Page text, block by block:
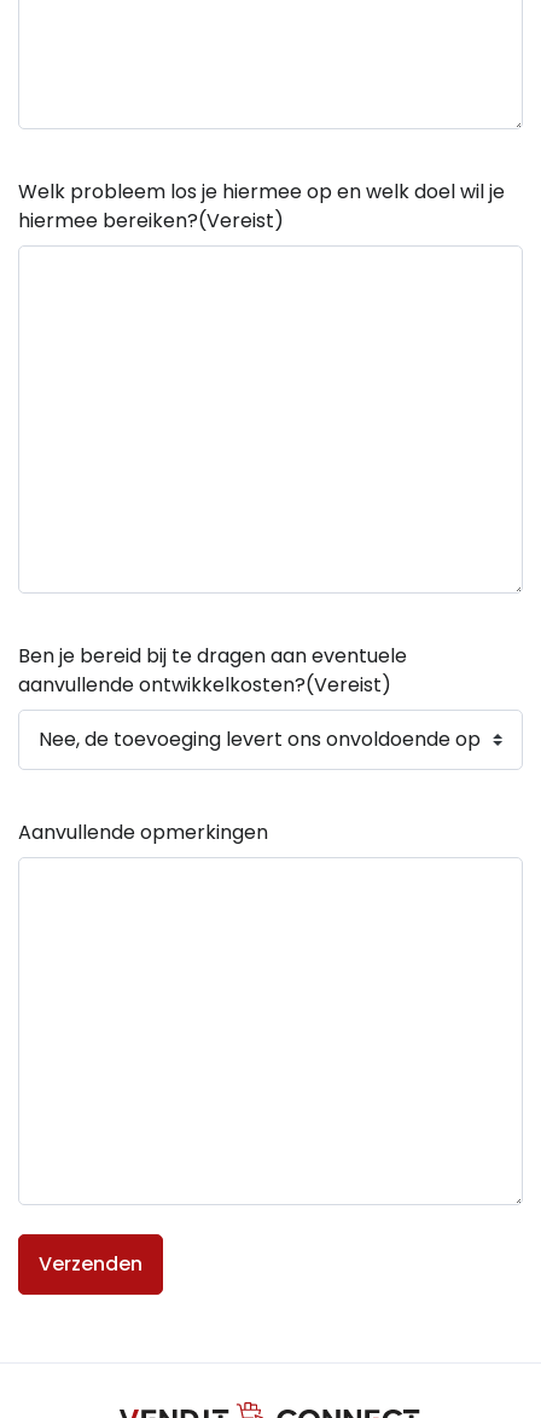
Welk probleem los je hiermee op en welk doel wil je
hiermee bereiken?(Vereist)
Ben je bereid bij te dragen aan eventuele
aanvullende ontwikkelkosten?(Vereist)
Aanvullende opmerkingen